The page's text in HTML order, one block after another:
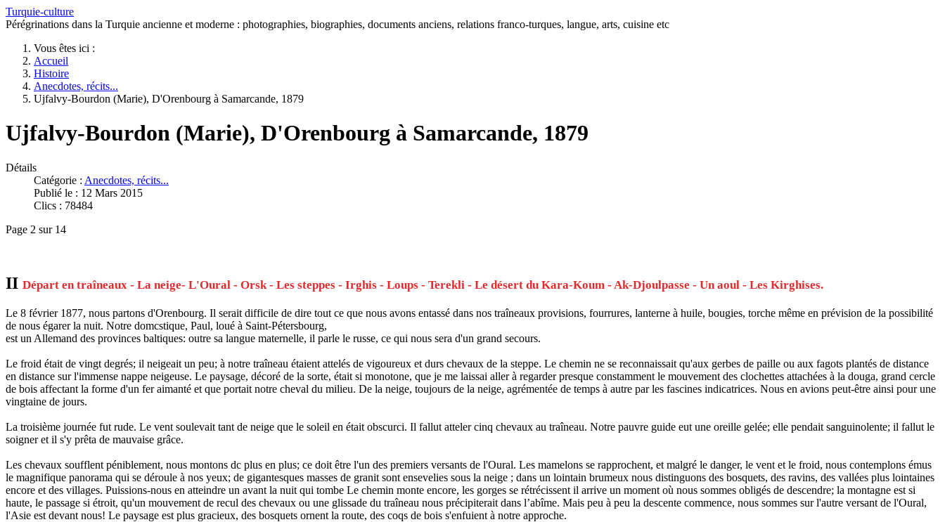
Turquie-culture
Pérégrinations dans la Turquie ancienne et moderne : photographies, biographies, documents anciens, relations franco-turques, langue, arts, cuisine etc
Vous êtes ici :
Accueil
Histoire
Anecdotes, récits...
Ujfalvy-Bourdon (Marie), D'Orenbourg à Samarcande, 1879
Ujfalvy-Bourdon (Marie), D'Orenbourg à Samarcande, 1879
Détails
Catégorie : Anecdotes, récits...
Publié le : 12 Mars 2015
Clics : 78484
Page 2 sur 14
II Départ en traîneaux - La neige- L'Oural - Orsk - Les steppes - Irghis - Loups - Terekli - Le désert du Kara-Koum - Ak-Djoulpasse - Un aoul - Les Kirghises.
Le 8 février 1877, nous partons d'Orenbourg. Il serait difficile de dire tout ce que nous avons entassé dans nos traîneaux provisions, fourrures, lanterne à huile, bougies, torche même en prévision de la possibilité
de nous égarer la nuit. Notre domcstique, Paul, loué à Saint-Pétersbourg,
est un Allemand des provinces baltiques: outre sa langue maternelle, il parle le russe, ce qui nous sera d'un grand secours.
Le froid était de vingt degrés; il neigeait un peu; à notre traîneau étaient attelés de vigoureux et durs chevaux de la steppe. Le chemin ne se reconnaissait qu'aux gerbes de paille ou aux fagots plantés de distance
en distance sur l'immense nappe neigeuse. Le paysage, décoré de la sorte, était si monotone, que je me laissai aller à regarder presque constamment le mouvement des clochettes attachées à la douga, grand cercle
de bois affectant la forme d'un fer aimanté et que portait notre cheval du milieu. De la neige, toujours de la neige, agrémentée de temps à autre par les fascines indicatrices. Nous en avions peut-être ainsi pour une
vingtaine de jours.
La troisième journée fut rude. Le vent soulevait tant de neige que le soleil en était obscurci. Il fallut atteler cinq chevaux au traîneau. Notre pauvre guide eut une oreille gelée; elle pendait sanguinolente; il fallut le
soigner et il s'y prêta de mauvaise grâce.
Les chevaux soufflent péniblement, nous montons dc plus en plus; ce doit être l'un des premiers versants de l'Oural. Les mamelons se rapprochent, et malgré le danger, le vent et le froid, nous contemplons émus
le magnifique panorama qui se déroule à nos yeux; de gigantesques masses de granit sont ensevelies sous la neige ; dans un lointain brumeux nous distinguons des bosquets, des ravins, des vallées plus lointaines
encore et des villages. Puissions-nous en atteindre un avant la nuit qui tombe Le chemin monte encore, les gorges se rétrécissent il arrive un moment où nous sommes obligés de descendre; la montagne est si
haute, le passage si étroit, qu'un mouvement de recul des chevaux ou une glissade du traîneau nous précipiterait dans l’abîme. Mais peu à peu la descente commence, nous sommes sur l'autre versant de l'Oural,
l'Asie est devant nous! Le paysage est plus gracieux, des bosquets ornent la route, des coqs de bois s'enfuient à notre approche.